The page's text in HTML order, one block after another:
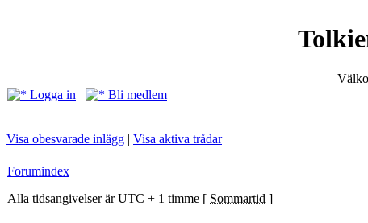
Logga in
Bli medlem
Visa obesvarade inlägg | Visa aktiva trådar
Forumindex
Alla tidsangivelser är UTC + 1 timme [ Sommartid ]